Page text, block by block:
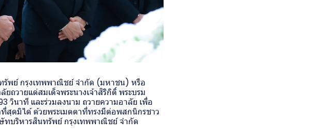
รัพย์ กรุงเทพพาณิชย์ จำกัด (มหาชน) หรือ
วายแด่สมเด็จพระนางเจ้าสิริกิติ์ พระบรม
วินาที และร่วมลงนาม ถวายความอาลัย เพื่อ
ดมิได้ ด้วยพระเมตตาที่ทรงมีต่อพสกนิกรชาว
บริหารสินทรัพย์ กรุงเทพพาณิชย์ จำกัด